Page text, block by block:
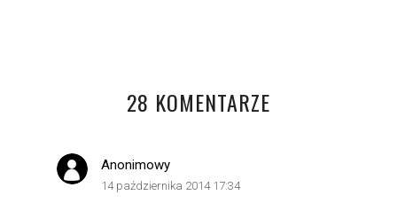
28 KOMENTARZE
Anonimowy
14 października 2014 17:34